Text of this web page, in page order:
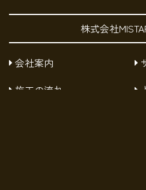
株式会社
会社案内
施工の流れ